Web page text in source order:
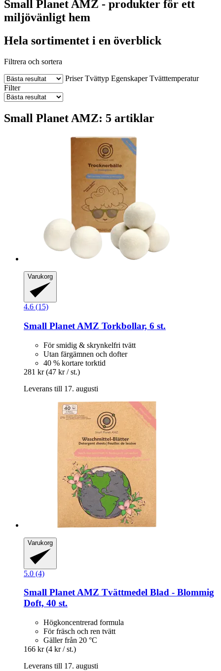
Small Planet AMZ - produkter för ett
miljövänligt hem
Hela sortimentet i en överblick
Filtrera och sortera
Priser Tvättyp Egenskaper Tvätttemperatur
Filter
Small Planet AMZ: 5 artiklar
Varukorg
4.6 (15)
Small Planet AMZ Torkbollar, 6 st.
För smidig & skrynkelfri tvätt
Utan färgämnen och dofter
40 % kortare torktid
281 kr (47 kr / st.)
Leverans till 17. augusti
Varukorg
5.0 (4)
Small Planet AMZ Tvättmedel Blad -​ Blommig
Doft, 40 st.
Högkoncentrerad formula
För fräsch och ren tvätt
Gäller från 20 °C
166 kr (4 kr / st.)
Leverans till 17. augusti